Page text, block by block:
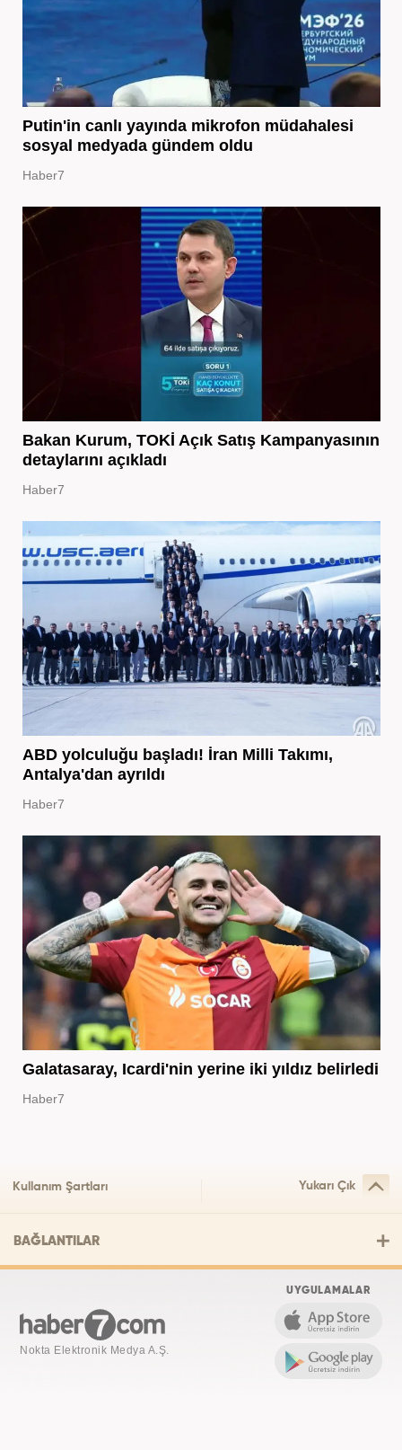
Putin'in canlı yayında mikrofon müdahalesi
sosyal medyada gündem oldu
Haber7
Bakan Kurum, TOKİ Açık Satış Kampanyasının
detaylarını açıkladı
Haber7
ABD yolculuğu başladı! İran Milli Takımı,
Antalya'dan ayrıldı
Haber7
Galatasaray, Icardi'nin yerine iki yıldız belirledi
Haber7
Kullanım Şartları Yukarı Çık
BAĞLANTILAR
Nokta Elektronik Medya A.Ş.
UYGULAMALAR